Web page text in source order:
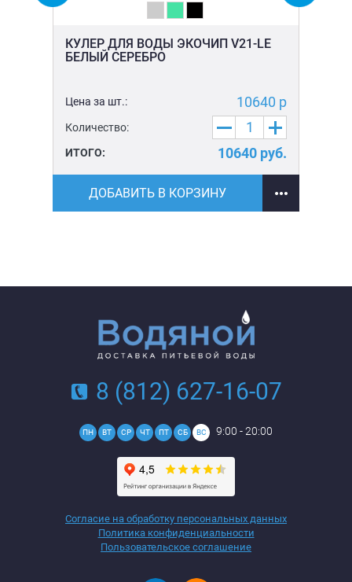
КУЛЕР ДЛЯ ВОДЫ ЭКОЧИП V21-LE
БЕЛЫЙ СЕРЕБРО
Цена за шт.: 10640 р
Количество:
ИТОГО: 10640 руб.
ДОБАВИТЬ В КОРЗИНУ
8 (812) 627-16-07
ПН ВТ СР ЧТ ПТ СБ ВС 9:00 - 20:00
Согласие на обработку персональных данных
Политика конфиденциальности
Пользовательское соглашение